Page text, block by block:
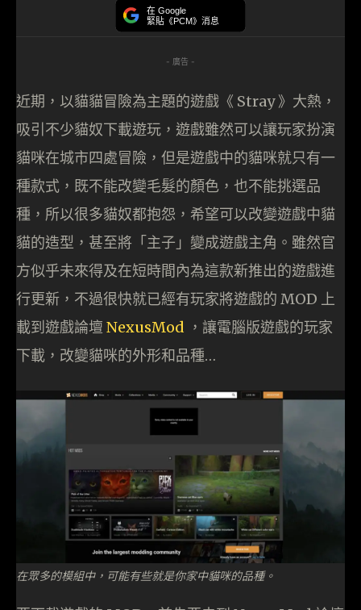
在 Google
緊貼《PCM》消息
- 廣告 -
近期，以貓貓冒險為主題的遊戲《 Stray 》大熱，
吸引不少貓奴下載遊玩，遊戲雖然可以讓玩家扮演
貓咪在城市四處冒險，但是遊戲中的貓咪就只有一
種款式，既不能改變毛髮的顏色，也不能挑選品
種，所以很多貓奴都抱怨，希望可以改變遊戲中貓
貓的造型，甚至將「主子」變成遊戲主角。雖然官
方似乎未來得及在短時間內為這款新推出的遊戲進
行更新，不過很快就已經有玩家將遊戲的 MOD 上
載到遊戲論壇 NexusMod ，讓電腦版遊戲的玩家
下載，改變貓咪的外形和品種…
在眾多的模組中，可能有些就是你家中貓咪的品種。